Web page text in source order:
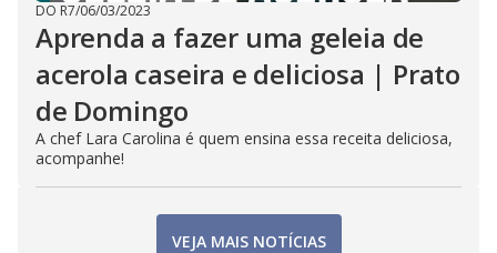
DO R7/06/03/2023
Aprenda a fazer uma geleia de
acerola caseira e deliciosa | Prato
de Domingo
A chef Lara Carolina é quem ensina essa receita deliciosa,
acompanhe!
VEJA MAIS NOTÍCIAS